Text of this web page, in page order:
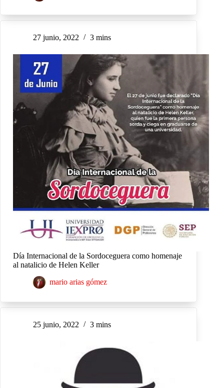
27 junio, 2022 3 mins
Día Internacional de la Sordoceguera como homenaje
al natalicio de Helen Keller
mario arias gómez
25 junio, 2022 3 mins